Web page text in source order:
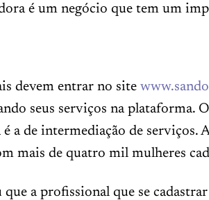
é um negócio que tem um
devem entrar no site
seus serviços na plataforma.
é a de intermediação de serviços.
mais de quatro mil mulheres
a profissional que se